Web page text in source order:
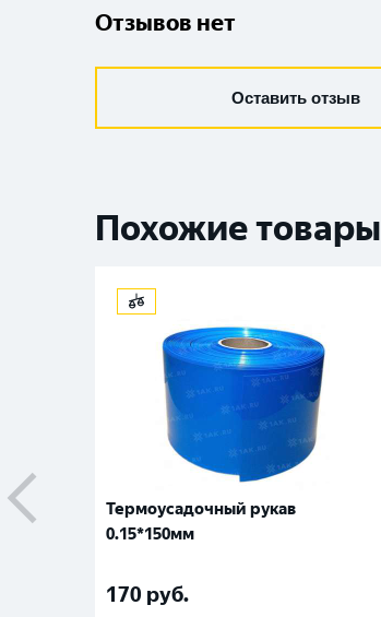
Отзывов нет
Оставить отзыв
Похожие товары
Термоусадочный рукав
0.15*150мм
170 руб.